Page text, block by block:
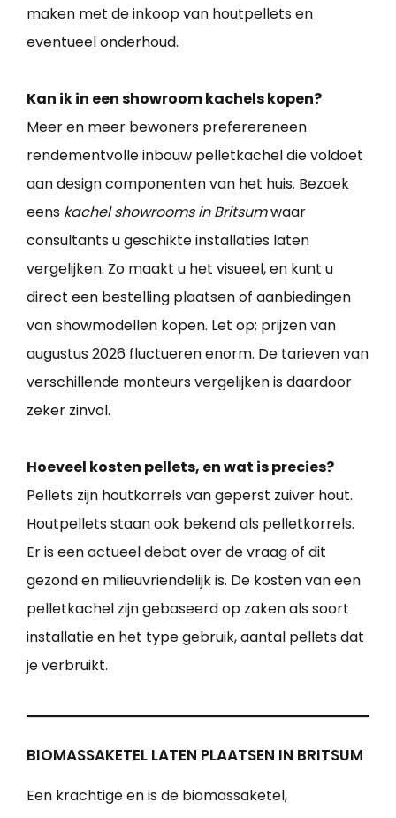
maken met de inkoop van houtpellets en
eventueel onderhoud.
Kan ik in een showroom kachels kopen?
Meer en meer bewoners preferereneen
rendementvolle inbouw pelletkachel die voldoet
aan design componenten van het huis. Bezoek
eens kachel showrooms in Britsumwaar
consultants u geschikte installaties laten
vergelijken. Zo maakt u het visueel, en kunt u
direct een bestelling plaatsen of aanbiedingen
van showmodellen kopen. Let op: prijzen van
augustus 2026 fluctueren enorm. De tarieven van
verschillende monteurs vergelijken is daardoor
zeker zinvol.
Hoeveel kosten pellets, en wat is precies?
Pellets zijn houtkorrels van geperst zuiver hout.
Houtpellets staan ook bekend als pelletkorrels.
Er is een actueel debat over de vraag of dit
gezond en milieuvriendelijk is. De kosten van een
pelletkachel zijn gebaseerd op zaken als soort
installatie en het type gebruik, aantal pellets dat
je verbruikt.
BIOMASSAKETEL LATEN PLAATSEN IN BRITSUM
Een krachtige en is de biomassaketel,